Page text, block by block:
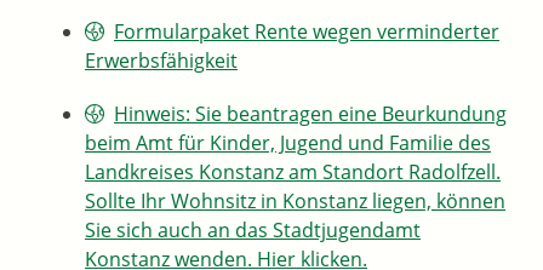
Formularpaket Rente wegen verminderter
Erwerbsfähigkeit
Hinweis: Sie beantragen eine Beurkundung
beim Amt für Kinder, Jugend und Familie des
Landkreises Konstanz am Standort Radolfzell.
Sollte Ihr Wohnsitz in Konstanz liegen, können
Sie sich auch an das Stadtjugendamt
Konstanz wenden. Hier klicken.